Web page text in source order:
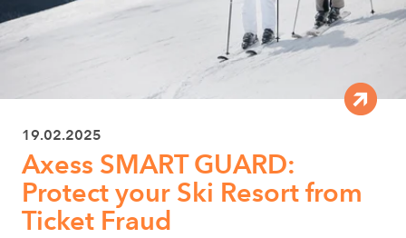
19.02.2025
Axess SMART GUARD:
Protect your Ski Resort from
Ticket Fraud